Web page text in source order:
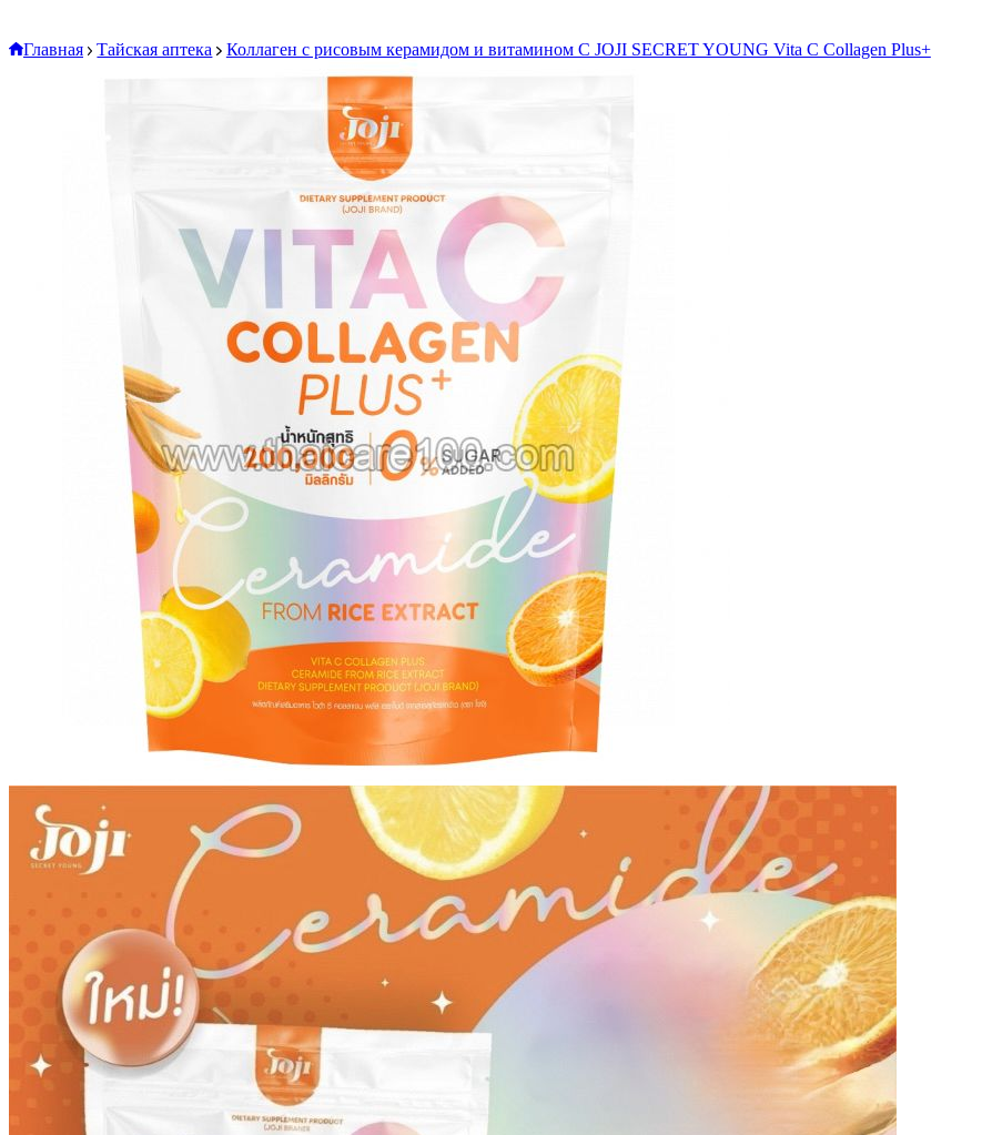
Главная Тайская аптека Коллаген с рисовым керамидом и витамином С JOJI SECRET YOUNG Vita C Collagen Plus+